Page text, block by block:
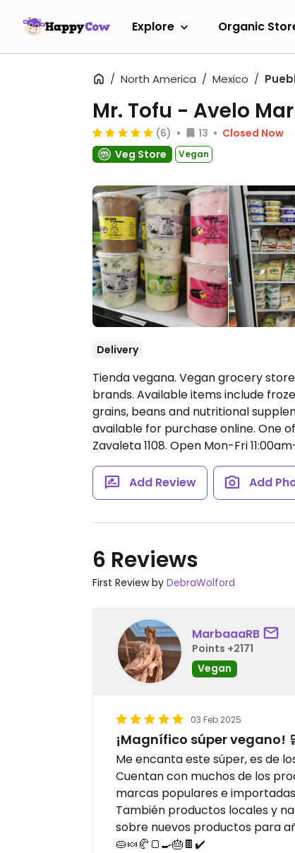
Explore Organic
North America Mexico
Mr. Tofu - Avelo
(6) 13
Closed Now
Veg Store
Vegan
Delivery
Tienda vegana. Vegan grocery
brands. Available items include
grains, beans and nutritional
available for purchase online. One
Zavaleta 1108. Open Mon-Fri
Add Review Add
6 Reviews
First Review by DebraWolford
MarbaaaRB
Points +2171
Vegan
03 Feb 2025
¡Magnífico súper vegano!
Me encanta este súper, es de
Cuentan con muchos de los
marcas populares e importadas
También productos locales y
sobre nuevos productos para
🥧🍬🥐🍞🍳🎂🍫✔️